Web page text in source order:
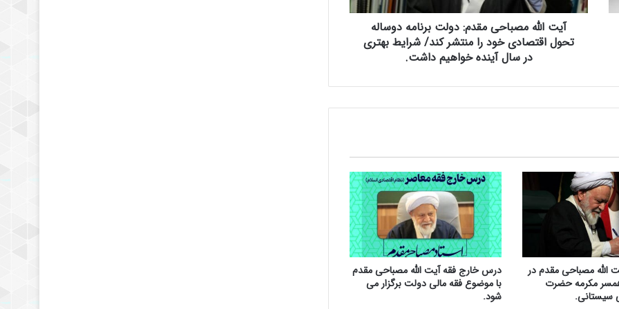
ص
م
د
و
ل
ت
ب
ر
ا
م
ه
د
آیت الله مصباحی مقدم: دولت برنامه دوساله
تحول اقتصادی خود را منتشر کند/ شرایط بهتری
در سال آینده خواهیم داشت.
الله مصباحی مقدم در
مکرمه حضرت
سیستانی.
درس خارج فقه آیت الله مصباحی مقدم
با موضوع فقه مالی دولت برگزار می
شود.